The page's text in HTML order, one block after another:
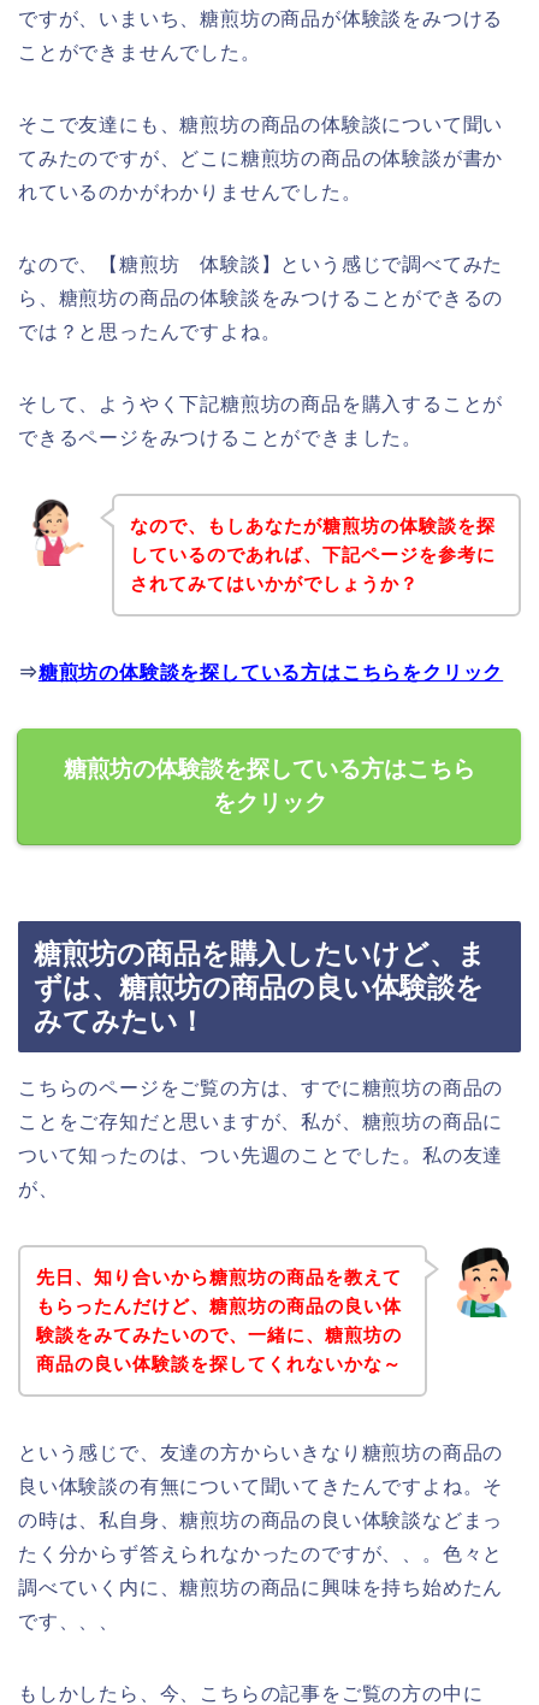
ですが、いまいち、糖煎坊の商品が体験談をみつける
ことができませんでした。
そこで友達にも、糖煎坊の商品の体験談について聞い
てみたのですが、どこに糖煎坊の商品の体験談が書か
れているのかがわかりませんでした。
なので、【糖煎坊 体験談】という感じで調べてみた
ら、糖煎坊の商品の体験談をみつけることができるの
では？と思ったんですよね。
そして、ようやく下記糖煎坊の商品を購入することが
できるページをみつけることができました。
なので、もしあなたが糖煎坊の体験談を探
しているのであれば、下記ページを参考に
されてみてはいかがでしょうか？
⇒糖煎坊の体験談を探している方はこちらをクリック
糖煎坊の体験談を探している方はこちら
をクリック
糖煎坊の商品を購入したいけど、ま
ずは、糖煎坊の商品の良い体験談を
みてみたい！
こちらのページをご覧の方は、すでに糖煎坊の商品の
ことをご存知だと思いますが、私が、糖煎坊の商品に
ついて知ったのは、つい先週のことでした。私の友達
が、
先日、知り合いから糖煎坊の商品を教えて
もらったんだけど、糖煎坊の商品の良い体
験談をみてみたいので、一緒に、糖煎坊の
商品の良い体験談を探してくれないかな～
という感じで、友達の方からいきなり糖煎坊の商品の
良い体験談の有無について聞いてきたんですよね。そ
の時は、私自身、糖煎坊の商品の良い体験談などまっ
たく分からず答えられなかったのですが、、。色々と
調べていく内に、糖煎坊の商品に興味を持ち始めたん
です、、、
もしかしたら、今、こちらの記事をご覧の方の中に